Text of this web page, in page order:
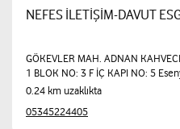
NEFES İLETİŞİM-DAVUT
GÖKEVLER MAH. ADNAN
1 BLOK NO: 3 F İÇ KAPI NO: 5
0.24 km uzaklıkta
05345224405